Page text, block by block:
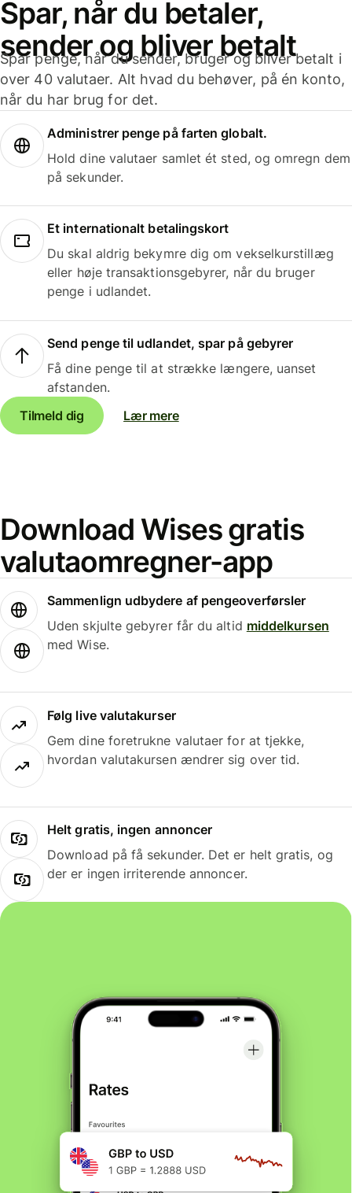
Spar, når du betaler,
sender og bliver betalt
Spar penge, når du sender, bruger og bliver betalt i
over 40 valutaer. Alt hvad du behøver, på én konto,
når du har brug for det.
Administrer penge på farten globalt.
Hold dine valutaer samlet ét sted, og omregn dem
på sekunder.
Et internationalt betalingskort
Du skal aldrig bekymre dig om vekselkurstillæg
eller høje transaktionsgebyrer, når du bruger
penge i udlandet.
Send penge til udlandet, spar på gebyrer
Få dine penge til at strække længere, uanset
afstanden.
Tilmeld dig
Lær mere
Download Wises gratis
valutaomregner-app
Sammenlign udbydere af pengeoverførsler
Uden skjulte gebyrer får du altid middelkursen
med Wise.
Følg live valutakurser
Gem dine foretrukne valutaer for at tjekke,
hvordan valutakursen ændrer sig over tid.
Helt gratis, ingen annoncer
Download på få sekunder. Det er helt gratis, og
der er ingen irriterende annoncer.